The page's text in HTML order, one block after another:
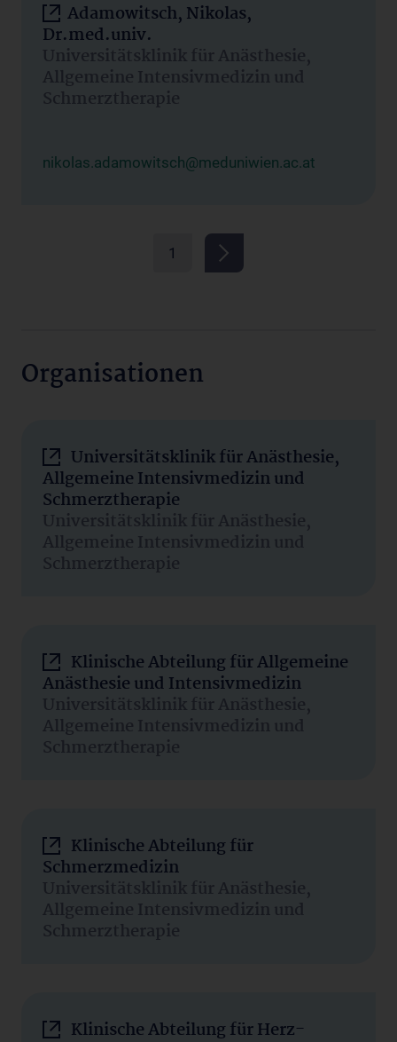
Adamowitsch, Nikolas,
Dr.med.univ.
Universitätsklinik für Anästhesie,
Allgemeine Intensivmedizin und
Schmerztherapie
nikolas.adamowitsch@meduniwien.ac.at
1
Organisationen
Universitätsklinik für Anästhesie,
Allgemeine Intensivmedizin und
Schmerztherapie
Universitätsklinik für Anästhesie,
Allgemeine Intensivmedizin und
Schmerztherapie
Klinische Abteilung für Allgemeine
Anästhesie und Intensivmedizin
Universitätsklinik für Anästhesie,
Allgemeine Intensivmedizin und
Schmerztherapie
Klinische Abteilung für
Schmerzmedizin
Universitätsklinik für Anästhesie,
Allgemeine Intensivmedizin und
Schmerztherapie
Klinische Abteilung für Herz-